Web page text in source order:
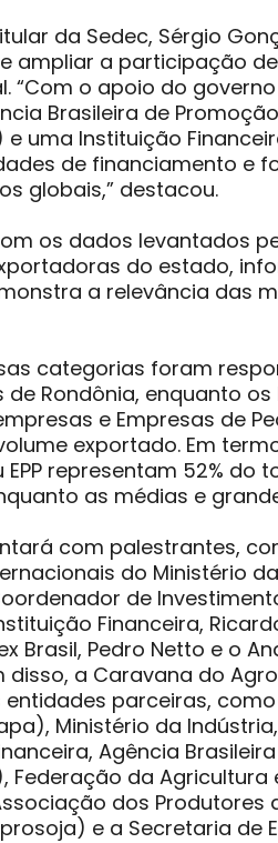
da Sedec, Sérgio
ampliar a participação
“Com o apoio do
Brasileira de
e uma Instituição
de financiamento e
globais,” destacou.
os dados levantados
do estado,
a relevância das
categorias foram
Rondônia, enquanto
e Empresas de
exportado. Em
EPP representam 52%
as médias e
com palestrantes,
do Ministério
de
Financeira,
Brasil, Pedro Netto e o
disso, a Caravana do
parceiras,
Ministério da
Agência
Federação da
dos Produtores
e a Secretaria de